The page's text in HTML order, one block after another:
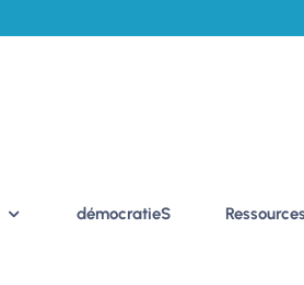
démocratieS Ressources